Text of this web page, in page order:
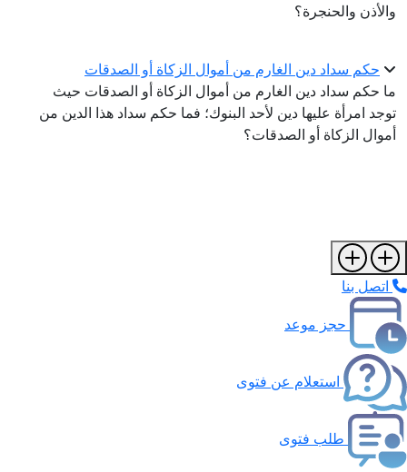
والأذن والحنجرة؟
حكم سداد دين الغارم من أموال الزكاة أو الصدقات
ما حكم سداد دين الغارم من أموال الزكاة أو الصدقات حيث
توجد امرأة عليها دين لأحد البنوك؛ فما حكم سداد هذا الدين من
أموال الزكاة أو الصدقات؟
اتصل بنا
حجز موعد
استعلام عن فتوى
طلب فتوى